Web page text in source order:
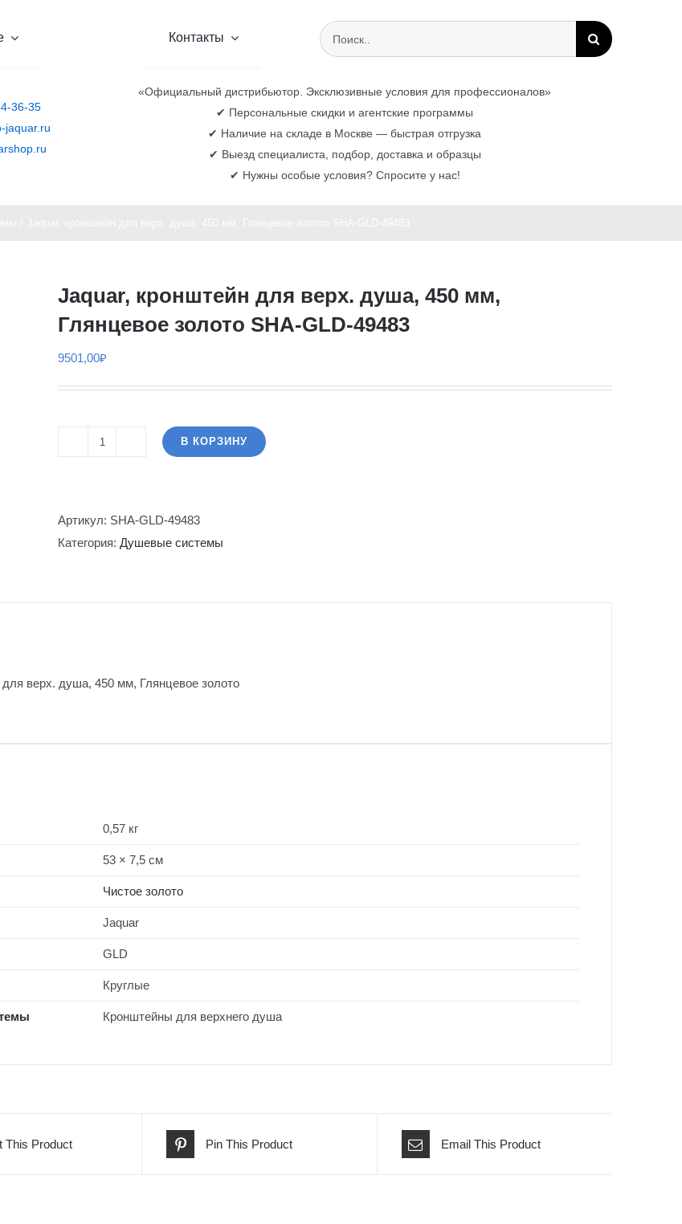
Контакты
Результат
поиска:
36-35
jaquar.ru
«Официальный дистрибьютор. Эксклюзивные условия для профессионалов»
✔ Персональные скидки и агентские программы
✔ Наличие на складе в Москве — быстрая отгрузка
✔ Выезд специалиста, подбор, доставка и образцы
✔ Нужны особые условия? Спросите у нас!
Jaquar, кронштейн для верх. душа, 450 мм,
Глянцевое золото SHA-GLD-49483
9501,00₽
Количество
кронштейн
для
золото
В КОРЗИНУ
Артикул: SHA-GLD-49483
Категория: Душевые системы
верх. душа, 450 мм, Глянцевое золото
0,57 кг
53 × 7,5 см
Чистое золото
Jaquar
GLD
Круглые
Кронштейны для верхнего душа
This Product Pin This Product Email This Product